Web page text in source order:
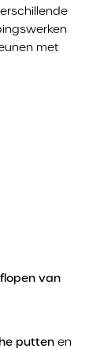
met
van
putten en